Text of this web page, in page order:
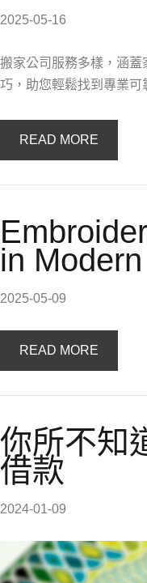
2025-05-16
搬家公司服務多樣，涵
巧，助您輕鬆找到專業可
READ MORE
in
2025-05-09
READ MORE
你所不知
借款
2024-01-09